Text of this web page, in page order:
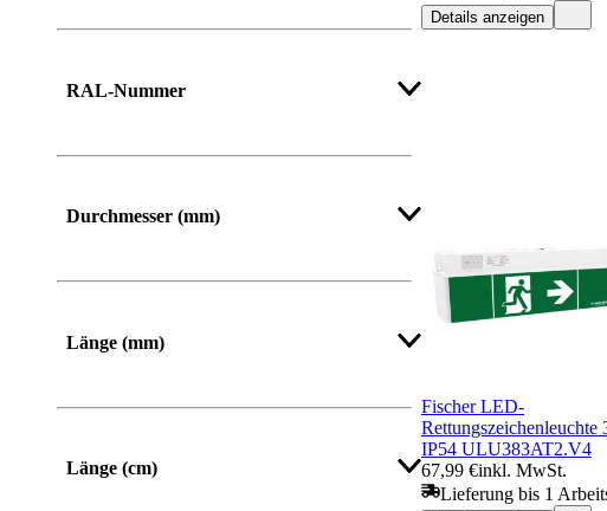
RAL-Nummer
Durchmesser (mm)
Länge (mm)
Von Bis
Länge (cm)
Details anzeigen
Fischer LED-
Rettungszeichenleuchte
IP54 ULU383AT2.V4
67,99 €inkl. MwSt.
Lieferung bis 1